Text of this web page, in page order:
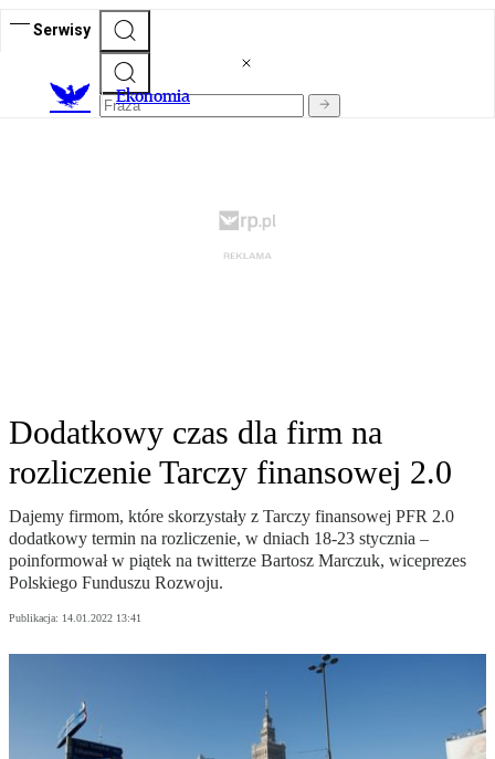
Serwisy
Ekonomia
Dodatkowy czas dla firm na
rozliczenie Tarczy finansowej 2.0
Dajemy firmom, które skorzystały z Tarczy finansowej PFR 2.0
dodatkowy termin na rozliczenie, w dniach 18-23 stycznia –
poinformował w piątek na twitterze Bartosz Marczuk, wiceprezes
Polskiego Funduszu Rozwoju.
Publikacja: 14.01.2022 13:41